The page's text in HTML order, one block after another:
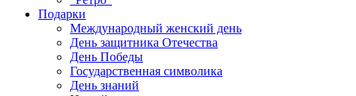
Подарки
Международный женский день
День защитника Отечества
День Победы
Государственная символика
День знаний